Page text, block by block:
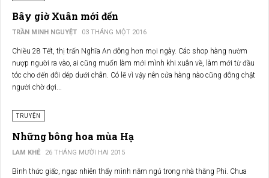
Bây giờ Xuân mới đến
TRẦN MINH NGUYỆT 03 THÁNG MỘT 2016
Chiều 28 Tết, thị trấn Nghĩa An đông hơn mọi ngày. Các shop hàng nườm
nượp người ra vào, ai cũng muốn làm mới mình khi xuân về, làm mới từ đầu
tóc cho đến đôi dép dưới chân. Có lẽ vì vậy nên cửa hàng nào cũng đông chật
người chờ đợi...
TRUYỆN
Những bông hoa mùa Hạ
LAM KHÊ 26 THÁNG MƯỜI HAI 2015
Bình thức giấc, ngạc nhiên thấy mình nằm ngủ trong nhà thằng Phi. Chưa